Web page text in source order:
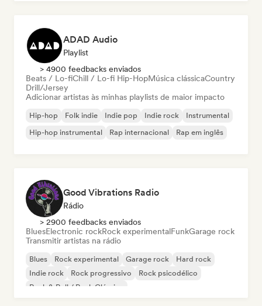
ADAD Audio
Playlist
> 4900 feedbacks enviados
Beats / Lo-fiChill / Lo-fi Hip-HopMúsica clássicaCountry
Drill/Jersey
Adicionar artistas às minhas playlists de maior impacto
Hip-hop Folk indie Indie pop Indie rock
Instrumental
Hip-hop instrumental
Rap internacional Rap em inglês
Good Vibrations Radio
Rádio
> 2900 feedbacks enviados
BluesElectronic rockRock experimentalFunkGarage rock
Transmitir artistas na rádio
Blues Rock experimental Garage rock
Hard rock
Indie rock
Rock progressivo
Rock psicodélico
Rock & Roll / Rock Clássico